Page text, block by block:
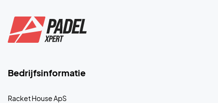
Bedrijfsinformatie
Racket House ApS